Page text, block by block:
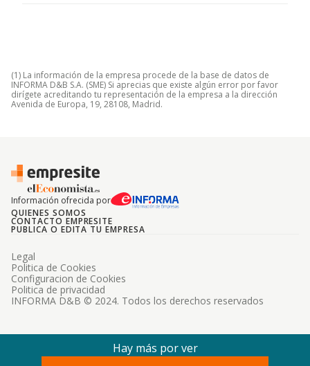
(1) La información de la empresa procede de la base de datos de
INFORMA D&B S.A. (SME) Si aprecias que existe algún error por favor
dirígete acreditando tu representación de la empresa a la dirección
Avenida de Europa, 19, 28108, Madrid.
Información ofrecida por
QUIENES SOMOS
CONTACTO EMPRESITE
PUBLICA O EDITA TU EMPRESA
INFORMA D&B © 2024. Todos los derechos reservados
Legal
Politica de Cookies
Configuracion de Cookies
Politica de privacidad
Hay más por ver